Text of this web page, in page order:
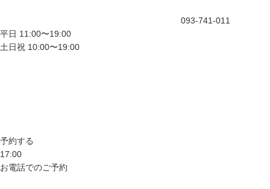
093-741-011
平日 11:00〜19:00
土日祝 10:00〜19:00
予約する
17:00
お電話でのご予約